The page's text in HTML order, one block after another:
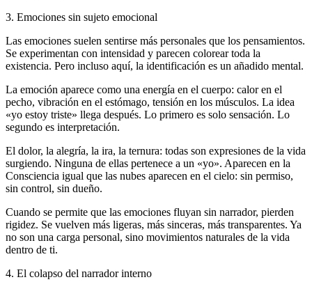
3. Emociones sin sujeto emocional
Las emociones suelen sentirse más personales que los pensamientos.
Se experimentan con intensidad y parecen colorear toda la
existencia. Pero incluso aquí, la identificación es un añadido mental.
La emoción aparece como una energía en el cuerpo: calor en el
pecho, vibración en el estómago, tensión en los músculos. La idea
«yo estoy triste» llega después. Lo primero es solo sensación. Lo
segundo es interpretación.
El dolor, la alegría, la ira, la ternura: todas son expresiones de la vida
surgiendo. Ninguna de ellas pertenece a un «yo». Aparecen en la
Consciencia igual que las nubes aparecen en el cielo: sin permiso,
sin control, sin dueño.
Cuando se permite que las emociones fluyan sin narrador, pierden
rigidez. Se vuelven más ligeras, más sinceras, más transparentes. Ya
no son una carga personal, sino movimientos naturales de la vida
dentro de ti.
4. El colapso del narrador interno